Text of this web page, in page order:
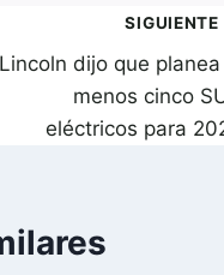
SIGUIENTE
Lincoln dijo que
menos cinco
eléctricos para